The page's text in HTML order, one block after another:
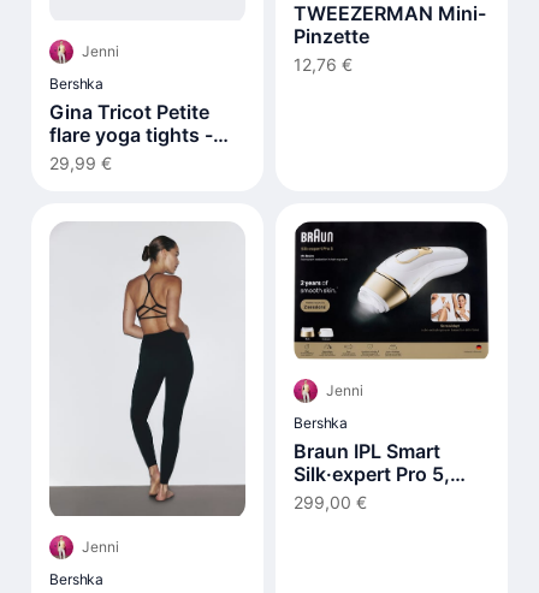
Jenni
Bershka
Gina Tricot Petite
flare yoga tights -
Braun
29,99 €
TWEEZERMAN Mini-
Pinzette
12,76 €
Jenni
Bershka
Jenni
Bershka
Braun IPL Smart
Silk·expert Pro 5,
Laser Hair Removal
at Home PL5210
299,00 €